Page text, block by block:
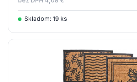
Skladom: 19 ks